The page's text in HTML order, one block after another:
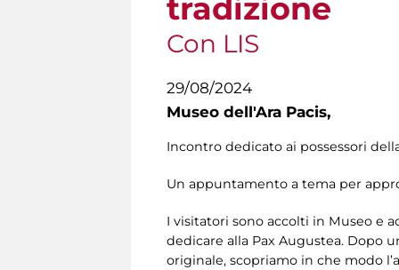
tradizione
Con LIS
29/08/2024
Museo dell'Ara Pacis,
Incontro dedicato ai possessori
Un appuntamento a tema per
I visitatori sono accolti in Museo e
dedicare alla Pax Augustea. Dopo
originale, scopriamo in che modo